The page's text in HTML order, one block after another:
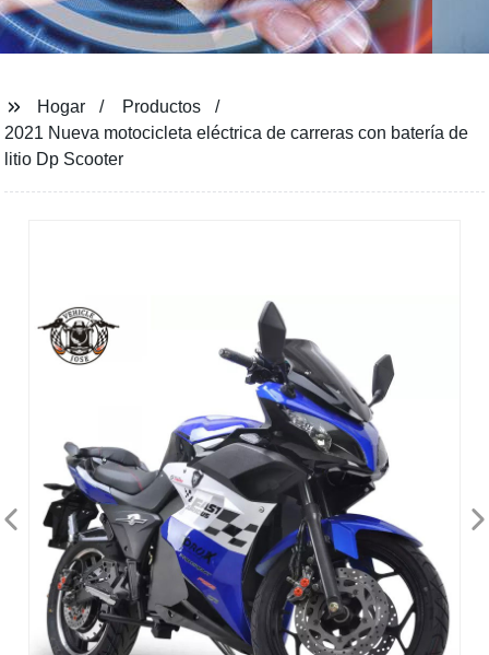
Hogar
Productos
2021 Nueva motocicleta eléctrica de carreras con batería de
litio Dp Scooter